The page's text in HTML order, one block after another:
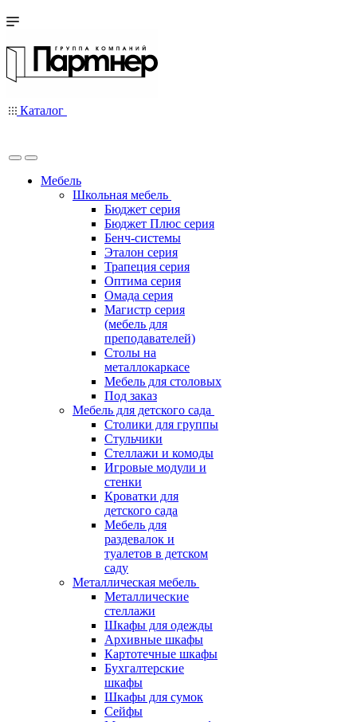
Каталог
Мебель
Школьная мебель
Бюджет серия
Бюджет Плюс серия
Бенч-системы
Эталон серия
Трапеция серия
Оптима серия
Омада серия
Магистр серия
(мебель для
преподавателей)
Столы на
металлокаркасе
Мебель для столовых
Под заказ
Мебель для детского сада
Столики для группы
Стульчики
Стеллажи и комоды
Игровые модули и
стенки
Кроватки для
детского сада
Мебель для
раздевалок и
туалетов в детском
саду
Металлическая мебель
Металлические
стеллажи
Шкафы для одежды
Архивные шкафы
Картотечные шкафы
Бухгалтерские
шкафы
Шкафы для сумок
Сейфы